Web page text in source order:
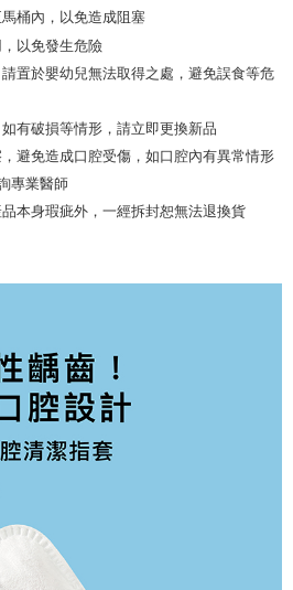
桶內，以免造成阻塞
以免發生危險
置於嬰幼兒無法取得之處，避免誤食等危
有破損等情形，請立即更換新品
避免造成口腔受傷，如口腔內有異常情形
專業醫師
本身瑕疵外，一經拆封恕無法退換貨